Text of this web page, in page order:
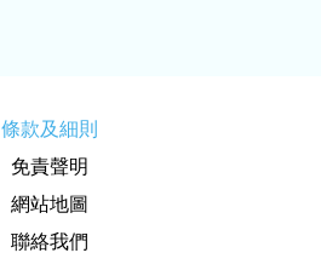
條款及細則
免責聲明
網站地圖
聯絡我們